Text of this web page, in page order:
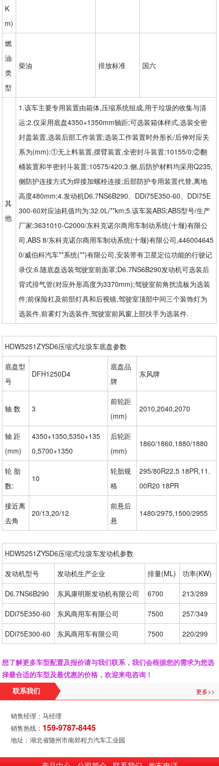
K
m)
燃
油
类
型
柴油 排放标准 国六
其
他
1.该车主要专用装置由箱体,压缩系统组成,用于垃圾的收集与清
运;2.仅采用底盘4350+1350mm轴距;可选装箱体样式,选装全密
封盖装置,选装后部工作装置;选装工作装置时外形长/后伸对应关
系为(mm):①无上料装置,摆臂装置,全密封斗装置:10155/0;②翻
桶装置和半密封斗装置:10575/420;3.侧,后防护材料均采用Q235,
侧防护连接方式为焊接加螺栓连接;后部防护专用装置代替,离地
高度480mm;4.发动机D6.7NS6B290、DDi75E350-60、DDi75E
300-60对应油耗值均为:32.0L/**km;5.该车装ABS;ABS型号/生产
厂家:3631010-C2000/东科克诺尔商用车制动系统(十堰)有限公
司,ABS 8/东科克诺尔商用车制动系统(十堰)有限公司,446004645
0/威伯科汽车**系统(**)有限公司,安装带有卫星定位功能的行驶记
录仪;6.随底盘选装驾驶室前面罩;D6.7NS6B290发动机可选装后
背式排气管(对应外形高度为3370mm);驾驶室前角扰流板为选装
件;前保险杠及前部灯具和后视镜,驾驶室顶部中间三个装饰灯为
选装件,前雾灯为选装件,驾驶室前风窗上部扶手为选装件.
HDW5251ZYSD6压缩式垃圾车底盘参数
底盘型
号
DFH1250D4
底盘品
牌
东风牌
轴 数 3
前轮距
(mm)
2010,2040,2070
轴 距
(mm)
4350+1350,5350+135
0,5700+1350
后轮距
(mm)
1860/1860,1880/1880
轮 胎
数:
10
轮胎规
格
295/80R22.5 18PR,11.
00R20 18PR
接近离
去角
20/13,20/12
前悬后
悬
1480/2975,1500/2955
HDW5251ZYSD6压缩式垃圾车发动机参数
发动机型号 发动机生产企业 排量(ML) 功率(KW)
D6.7NS6B290 东风康明斯发动机有限公司 6700 213/289
DDi75E350-60 东风商用车有限公司 7500 257/349
DDi75E300-60 东风商用车有限公司 7500 220/299
想了解更多车型配置及报价请与我们联系，我们会根据您的需求为您选
择最合适的车型及最优惠的价格，欢迎来电咨询！
联系我们 更多>>
销售经理：马经理
销售热线： 159-9787-8445
地址：湖北省随州市南郊程力汽车工业园